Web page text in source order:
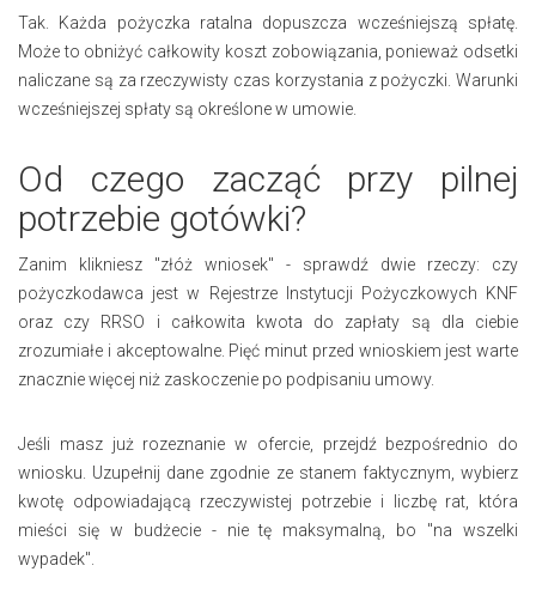
Tak. Każda pożyczka ratalna dopuszcza wcześniejszą spłatę.
Może to obniżyć całkowity koszt zobowiązania, ponieważ odsetki
naliczane są za rzeczywisty czas korzystania z pożyczki. Warunki
wcześniejszej spłaty są określone w umowie.
Od czego zacząć przy pilnej
potrzebie gotówki?
Zanim klikniesz "złóż wniosek" - sprawdź dwie rzeczy: czy
pożyczkodawca jest w Rejestrze Instytucji Pożyczkowych KNF
oraz czy RRSO i całkowita kwota do zapłaty są dla ciebie
zrozumiałe i akceptowalne. Pięć minut przed wnioskiem jest warte
znacznie więcej niż zaskoczenie po podpisaniu umowy.
Jeśli masz już rozeznanie w ofercie, przejdź bezpośrednio do
wniosku. Uzupełnij dane zgodnie ze stanem faktycznym, wybierz
kwotę odpowiadającą rzeczywistej potrzebie i liczbę rat, która
mieści się w budżecie - nie tę maksymalną, bo "na wszelki
wypadek".